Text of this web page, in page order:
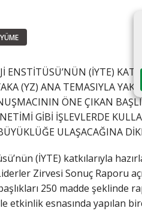
(İYTE)
(YZ) ANA TEMASIYLA
ÖNE ÇIKAN
GİBİ İŞLEVLERDE
ULAŞACAĞINA
(İYTE) katkılarıyla
Zirvesi Sonuç Raporu
250 madde şeklinde
etkinlik esnasında yapılan